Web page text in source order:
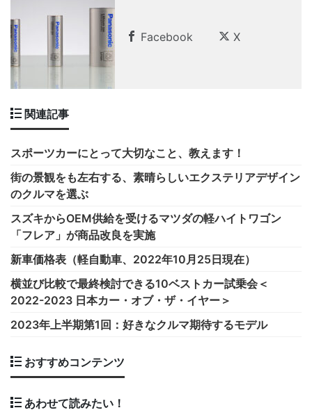
Facebook X
関連記事
スポーツカーにとって大切なこと、教えます！
街の景観をも左右する、素晴らしいエクステリアデザイン
のクルマを選ぶ
スズキからOEM供給を受けるマツダの軽ハイトワゴン
「フレア」が商品改良を実施
新車価格表（軽自動車、2022年10月25日現在）
横並び比較で最終検討できる10ベストカー試乗会＜
2022-2023 日本カー・オブ・ザ・イヤー＞
2023年上半期第1回：好きなクルマ期待するモデル
おすすめコンテンツ
あわせて読みたい！